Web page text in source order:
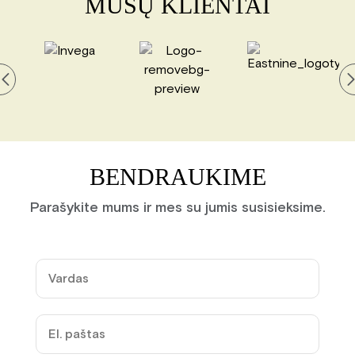
BENDRAUKIME
Parašykite mums ir mes su jumis susisieksime.